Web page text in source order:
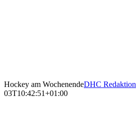
Hockey am WochenendeDHC Redaktion
03T10:42:51+01:00